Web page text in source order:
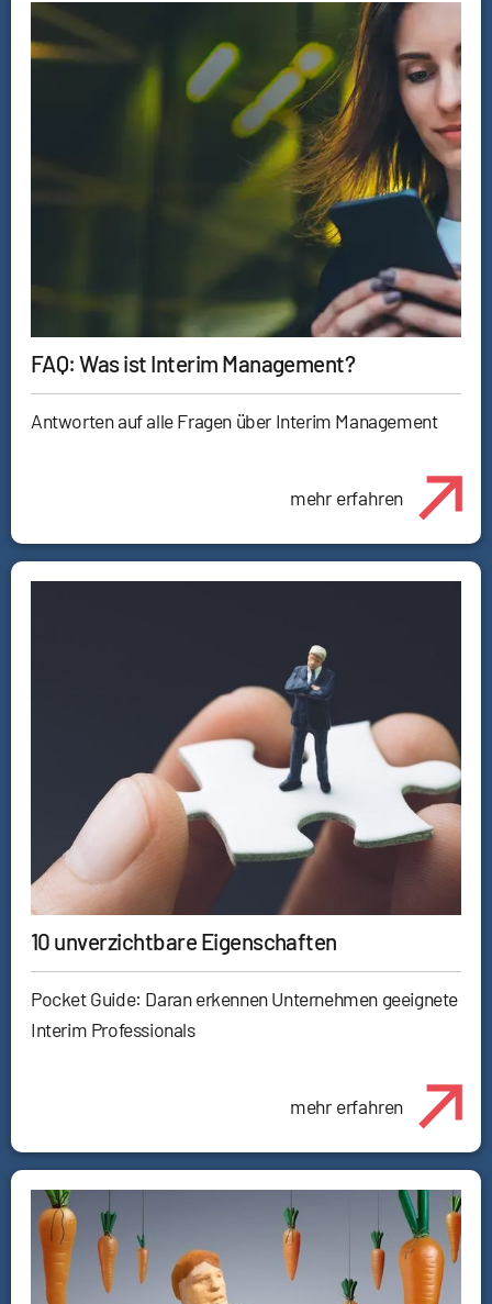
FAQ: Was ist Interim Management?
Antworten auf alle Fragen über Interim Management
mehr erfahren
10 unverzichtbare Eigenschaften
Pocket Guide: Daran erkennen Unternehmen geeignete
Interim Professionals
mehr erfahren